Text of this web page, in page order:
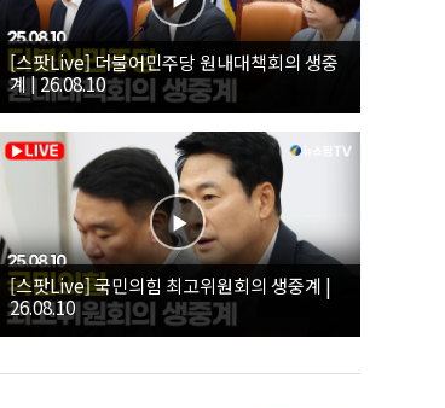
[스팟Live] 더불어민주당 원내대책회의 생중
계 | 26.08.10
[스팟Live] 국민의힘 최고위원회의 생중계 |
26.08.10